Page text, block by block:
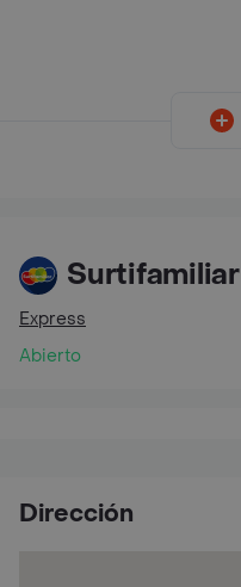
Surtifamiliar
Express
Abierto
Dirección